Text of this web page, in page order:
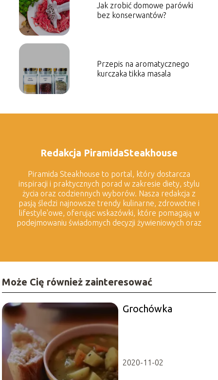
Jak zrobić domowe parówki
bez konserwantów?
Przepis na aromatycznego
kurczaka tikka masala
Redakcja PiramidaSteakhouse
Piramida Steakhouse to portal, który dostarcza
inspiracji i praktycznych porad w zakresie diety, stylu
życia oraz codziennych wyborów. Nasza redakcja z
pasją śledzi najnowsze trendy kulinarne, zdrowotne i
lifestyle'owe, oferując wskazówki, które pomagają w
podejmowaniu świadomych decyzji żywieniowych oraz
Może Cię również zainteresować
Grochówka
2020-11-02